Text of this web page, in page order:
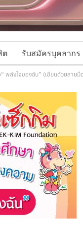
ต รับสมัครบุคลากร
พลังใจของฉัน” (เขียนด้วยลาย